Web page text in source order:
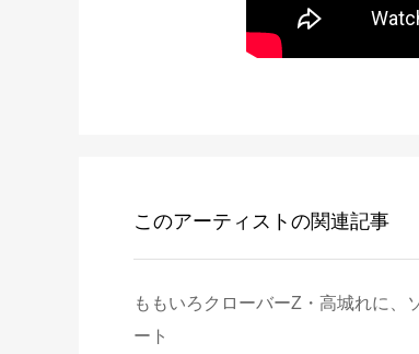
このアーティストの関連記事
ももいろクローバーZ・高城れに、
ート